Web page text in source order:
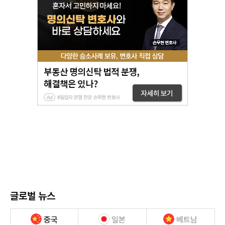
글로벌 뉴스
중국 일본 베트남